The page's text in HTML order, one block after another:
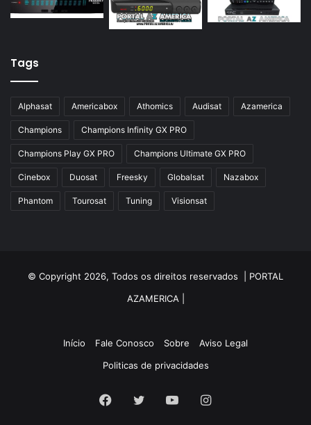
Azamerica Silver IPTV
Azfox
Azgold
Azplus
Azsat
Azsky
Champions
Champions Light GX
Cinebox Extremo Z
Tags
Alphasat Americabox Athomics Audisat Azamerica
Champions Champions Infinity GX PRO
Champions Play GX PRO Champions Ultimate GX PRO
Cinebox Duosat Freesky Globalsat Nazabox
Phantom Tourosat Tuning Visionsat
© Copyright 2026, Todos os direitos reservados | PORTAL
AZAMERICA
Início Fale Conosco Sobre
Aviso Legal
Politicas de privacidades
Facebook
Twitter YouTubeInstagram